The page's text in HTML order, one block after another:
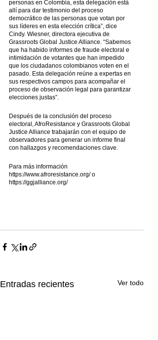
personas en Colombia, esta delegación está
allí para dar testimonio del proceso
democrático de las personas que votan por
sus líderes en esta elección crítica”, dice
Cindy. Wiesner, directora ejecutiva de
Grassroots Global Justice Alliance. “Sabemos
que ha habido informes de fraude electoral e
intimidación de votantes que han impedido
que los ciudadanos colombianos voten en el
pasado. Esta delegación reúne a expertas en
sus respectivos campos para acompañar el
proceso de observación legal para garantizar
elecciones justas”.
Después de la conclusión del proceso
electoral, AfroResistance y Grassroots Global
Justice Alliance trabajarán con el equipo de
observadores para generar un informe final
con hallazgos y recomendaciones clave.
Para más información
https://www.afroresistance.org/ o
https://ggjalliance.org/
Entradas recientes Ver todo